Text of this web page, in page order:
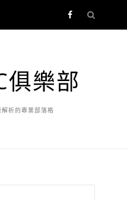
俱樂部
析的專業部落格